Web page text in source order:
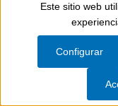
28
limpiador
Show toolbar
Este sitio web
Configurar